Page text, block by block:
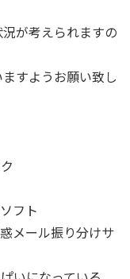
が考えられますの
すようお願い致し
フト
メール振り分けサ